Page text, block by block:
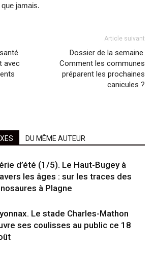
jamais.
avec
Article suivant
Dossier de la semaine.
Comment les communes
préparent les prochaines
canicules ?
DU MÊME AUTEUR
d’été (1/5). Le Haut-Bugey à
les âges : sur les traces des
à Plagne
Le stade Charles-Mathon
ses coulisses au public ce 18